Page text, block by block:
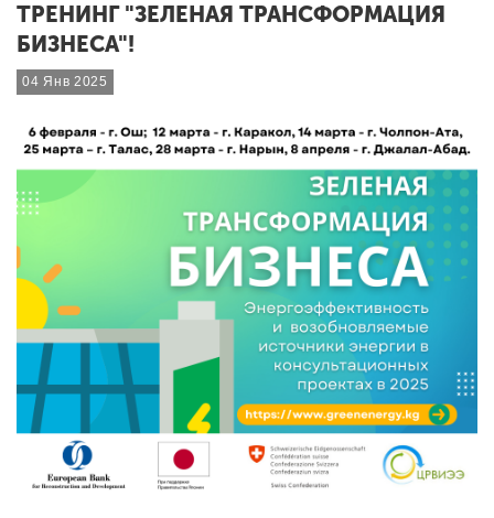
ТРЕНИНГ "ЗЕЛЕНАЯ ТРАНСФОРМАЦИЯ
БИЗНЕСА"!
04 Янв 2025